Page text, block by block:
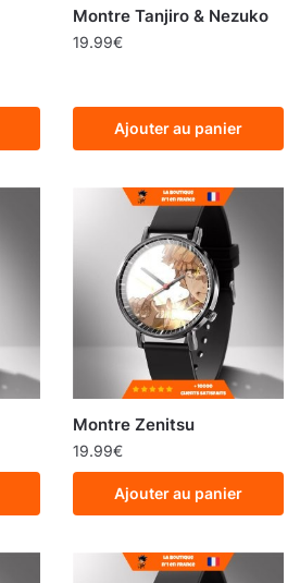
Montre Tanjiro & Nezuko
19.99€
Ajouter au panier
Montre Zenitsu
19.99€
Ajouter au panier